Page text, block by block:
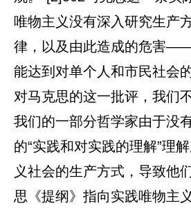
唯物主义没有深入研究生产
律，以及由此造成的危害
能达到对单个人和市民社会
对马克思的这一批评，我们
我们的一部分哲学家由于没
的“实践和对实践的理解”理
义社会的生产方式，导致他
思《提纲》指向实践唯物主